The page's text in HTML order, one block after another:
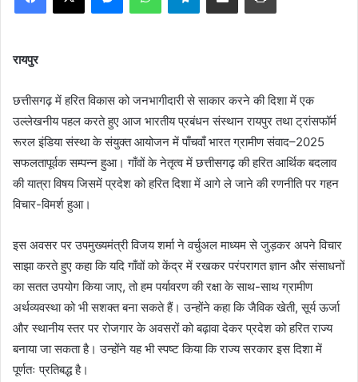
रायपुर
छत्तीसगढ़ में हरित विकास को जनभागीदारी से साकार करने की दिशा में एक
उल्लेखनीय पहल करते हुए आज भारतीय प्रबंधन संस्थान रायपुर तथा ट्रांसफॉर्म
रूरल इंडिया संस्था के संयुक्त आयोजन में पाँचवाँ भारत ग्रामीण संवाद–2025
सफलतापूर्वक सम्पन्न हुआ। गाँवों के नेतृत्व में छत्तीसगढ़ की हरित आर्थिक बदलाव
की यात्रा विषय जिसमें प्रदेश को हरित दिशा में आगे ले जाने की रणनीति पर गहन
विचार-विमर्श हुआ।
इस अवसर पर उपमुख्यमंत्री विजय शर्मा ने वर्चुअल माध्यम से जुड़कर अपने विचार
साझा करते हुए कहा कि यदि गाँवों को केंद्र में रखकर परंपरागत ज्ञान और संसाधनों
का सतत उपयोग किया जाए, तो हम पर्यावरण की रक्षा के साथ-साथ ग्रामीण
अर्थव्यवस्था को भी सशक्त बना सकते हैं। उन्होंने कहा कि जैविक खेती, सूर्य ऊर्जा
और स्थानीय स्तर पर रोजगार के अवसरों को बढ़ावा देकर प्रदेश को हरित राज्य
बनाया जा सकता है। उन्होंने यह भी स्पष्ट किया कि राज्य सरकार इस दिशा में
पूर्णतः प्रतिबद्ध है।